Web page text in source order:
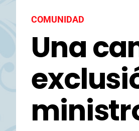
COMUNIDAD
Una